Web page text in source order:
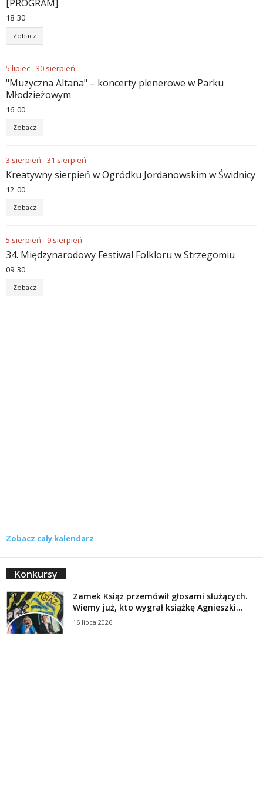
[PROGRAM]
18 30
Zobacz
5 lipiec-30 sierpień
"Muzyczna Altana" – koncerty plenerowe w Parku
Młodzieżowym
16 00
Zobacz
3 sierpień -31 sierpień
Kreatywny sierpień w Ogródku Jordanowskim w Świdnicy
12 00
Zobacz
5 sierpień - 9 sierpień
34. Międzynarodowy Festiwal Folkloru w Strzegomiu
09 30
Zobacz
Zobacz cały kalendarz
Konkursy
Zamek Książ przemówił głosami służących.
Wiemy już, kto wygrał książkę Agnieszki...
16 lipca 2026